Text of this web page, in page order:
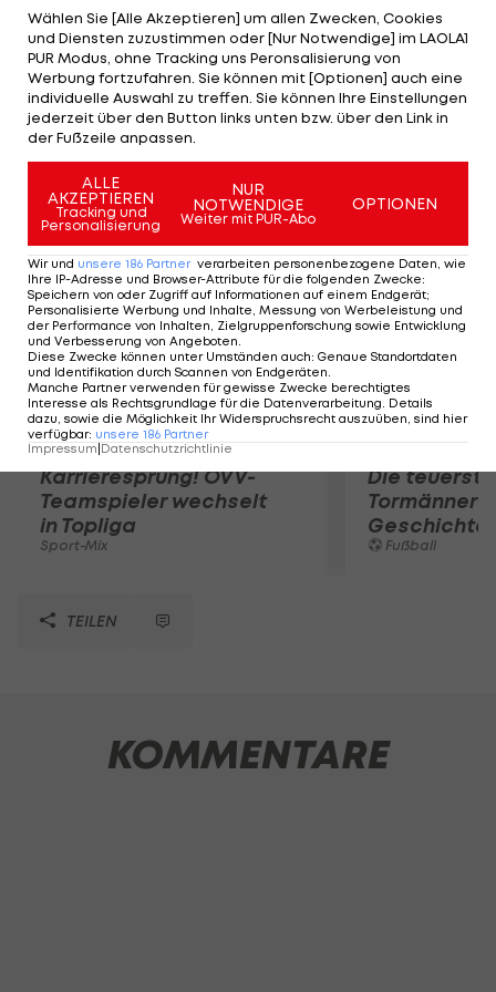
Gegenkandidaten nachvollziehbare Pläne sowie
konkrete Vorschläge. Das Wahlprogramm seines
Mitbewerbers sei "unausgereift, grundlegend
fehlerhaft und in finanzieller Hinsicht
unbrauchbar", so McQuaid, der im September zum
dritten Mal Präsident werden will.
Mehr zum Thema
Karrieresprung! ÖVV-
Teamspieler wechselt
in Topliga
Sport-Mix
Die
Tormänner
Geschichte
Fußball
TEILEN
KOMMENTARE
Wählen Sie [Alle Akzeptieren] um allen Zwecken, Cookies
und Diensten zuzustimmen oder [Nur Notwendige] im LAOLA1
PUR Modus, ohne Tracking uns Peronsalisierung von
Werbung fortzufahren. Sie können mit [Optionen] auch eine
individuelle Auswahl zu treffen. Sie können Ihre Einstellungen
jederzeit über den Button links unten bzw. über den Link in
der Fußzeile anpassen.
ALLE
AKZEPTIEREN
Tracking und
Personalisierung
NUR
NOTWENDIGE
Weiter mit PUR-Abo
OPTIONEN
Wir und unsere 186 Partner verarbeiten personenbezogene Daten, wie
Ihre IP-Adresse und Browser-Attribute für die folgenden Zwecke:
Speichern von oder Zugriff auf Informationen auf einem Endgerät;
Personalisierte Werbung und Inhalte, Messung von Werbeleistung und
der Performance von Inhalten, Zielgruppenforschung sowie Entwicklung
und Verbesserung von Angeboten.
Diese Zwecke können unter Umständen auch: Genaue Standortdaten
und Identifikation durch Scannen von Endgeräten.
Manche Partner verwenden für gewisse Zwecke berechtigtes
Interesse als Rechtsgrundlage für die Datenverarbeitung. Details
dazu, sowie die Möglichkeit Ihr Widerspruchsrecht auszuüben, sind hier
verfügbar: unsere 186 Partner
Impressum Datenschutzrichtlinie